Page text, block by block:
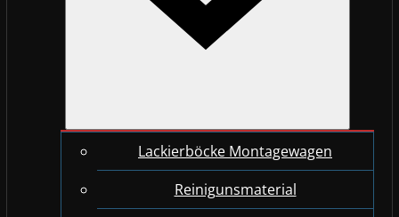
Lackierböcke Montagewagen
Reinigunsmaterial